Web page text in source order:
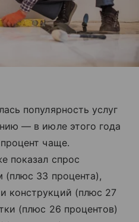
популярность услуг
— в июле этого года
чаще.
показал спрос
(плюс 33 процента),
конструкций (плюс 27
(плюс 26 процентов)